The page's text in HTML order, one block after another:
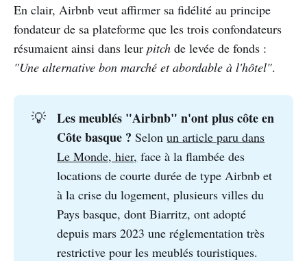
En clair, Airbnb veut affirmer sa fidélité au principe
fondateur de sa plateforme que les trois confondateurs
résumaient ainsi dans leur pitch de levée de fonds :
"Une alternative bon marché et abordable à l'hôtel".
💡
Les meublés "Airbnb" n'ont plus côte en
Côte basque ? Selonun article paru dans
Le Monde, hier, face à la flambée des
locations de courte durée de type Airbnb et
à la crise du logement, plusieurs villes du
Pays basque, dont Biarritz, ont adopté
depuis mars 2023 une réglementation très
restrictive pour les meublés touristiques.